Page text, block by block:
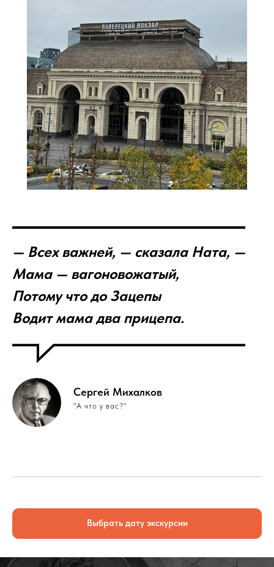
— Всех важней, — сказала Ната, —
Мама — вагоновожатый,
Потому что до Зацепы
Водит мама два прицепа.
Сергей Михалков
"А что у вас?"
Выбрать дату экскурсии